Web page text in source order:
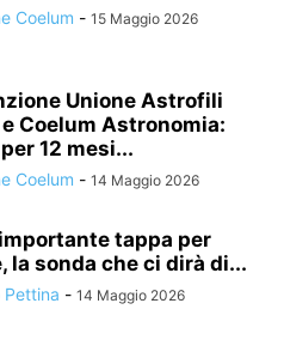
Coelum - 15 Maggio 2026
Unione Astrofili
Coelum Astronomia:
12 mesi...
Coelum - 14 Maggio 2026
tappa per
la sonda che ci dirà di...
Pettina - 14 Maggio 2026